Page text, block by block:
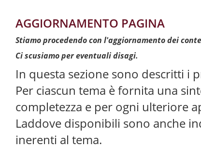
q
u
i
AGGIORNAMENTO PAGINA
Stiamo procedendo con l'aggiornamento dei
Ci scusiamo per eventuali disagi.
In questa sezione sono descritti i
Per ciascun tema è fornita una
completezza e per ogni ulteriore
Laddove disponibili sono anche
inerenti al tema.